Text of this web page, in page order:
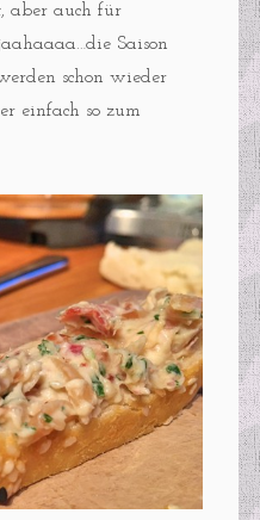
aber auch für
Saison
schon wieder
einfach so zum